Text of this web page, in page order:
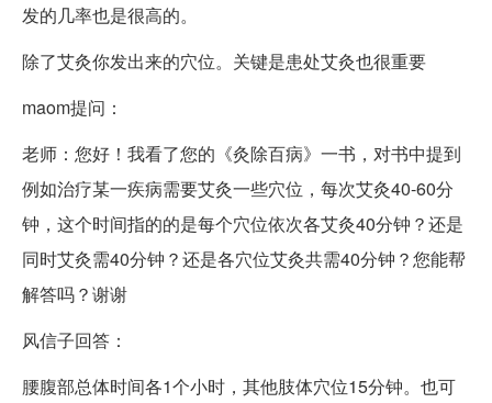
发的几率也是很高的。
除了艾灸你发出来的穴位。关键是患处艾灸也很重要
maom提问：
老师：您好！我看了您的《灸除百病》一书，对书中提到
例如治疗某一疾病需要艾灸一些穴位，每次艾灸40-60分
钟，这个时间指的的是每个穴位依次各艾灸40分钟？还是
同时艾灸需40分钟？还是各穴位艾灸共需40分钟？您能帮
解答吗？谢谢
风信子回答：
腰腹部总体时间各1个小时，其他肢体穴位15分钟。也可